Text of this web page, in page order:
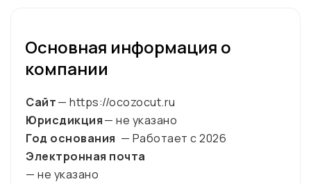
Основная информация о
компании
Сайт— https://ocozocut.ru
Юрисдикция— не указано
Год основания — Работает с2026
Электронная почта
— не указано